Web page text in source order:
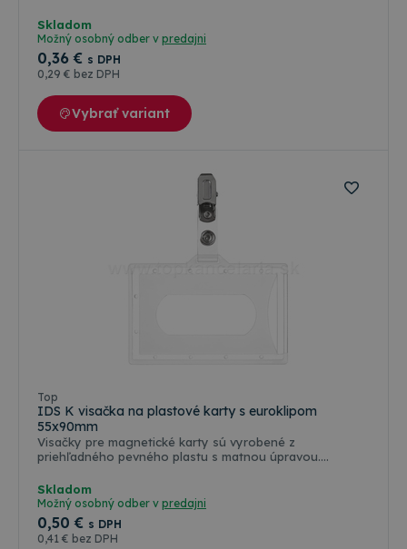
Skladom
Možný osobný odber v predajni
0,36 € s DPH
0,29 € bez DPH
Vybrať variant
Top
IDS K visačka na plastové karty s euroklipom
55x90mm
Visačky pre magnetické karty sú vyrobené z
priehľadného pevného plastu s matnou úpravou.
mechanickému poškodeniu. Typ IDS K je vybavený
euroklipom a typ IDS P textilnou páskou, ktorá umožňuje
viditeľné nosenie karty štandardného formátu 54 x 86
mm.
Skladom
Možný osobný odber v predajni
0,50 € s DPH
0,41 € bez DPH